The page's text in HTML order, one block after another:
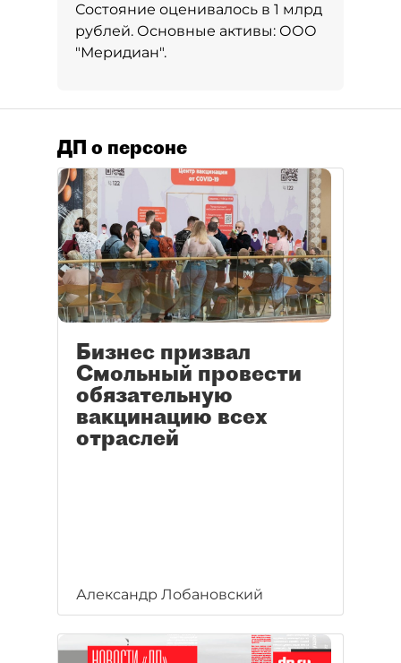
Состояние оценивалось в 1 млрд
рублей. Основные активы: ООО
"Меридиан".
ДП о персоне
Бизнес призвал
Смольный провести
обязательную
вакцинацию всех
отраслей
Александр Лобановский